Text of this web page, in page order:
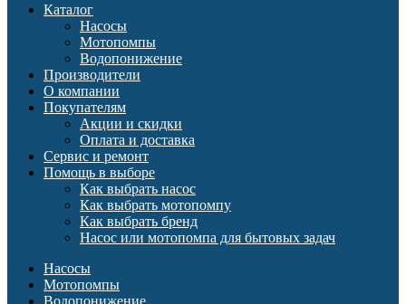
Каталог
Насосы
Мотопомпы
Водопонижение
Производители
О компании
Покупателям
Акции и скидки
Оплата и доставка
Сервис и ремонт
Помощь в выборе
Как выбрать насос
Как выбрать мотопомпу
Как выбрать бренд
Насос или мотопомпа для бытовых задач
Насосы
Мотопомпы
Водопонижение